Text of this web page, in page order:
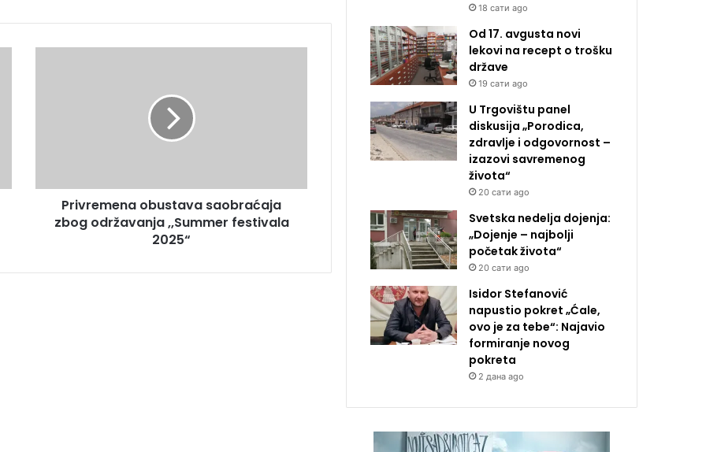
Privremena obustava saobraćaja
zbog održavanja ,,Summer festivala
2025“
18 сати ago
Od 17. avgusta novi
lekovi na recept o trošku
države
19 сати ago
U Trgovištu panel
diskusija „Porodica,
zdravlje i odgovornost –
izazovi savremenog
života“
20 сати ago
Svetska nedelja dojenja:
„Dojenje – najbolji
početak života“
20 сати ago
Isidor Stefanović
napustio pokret „Ćale,
ovo je za tebe“: Najavio
formiranje novog
pokreta
2 дана ago